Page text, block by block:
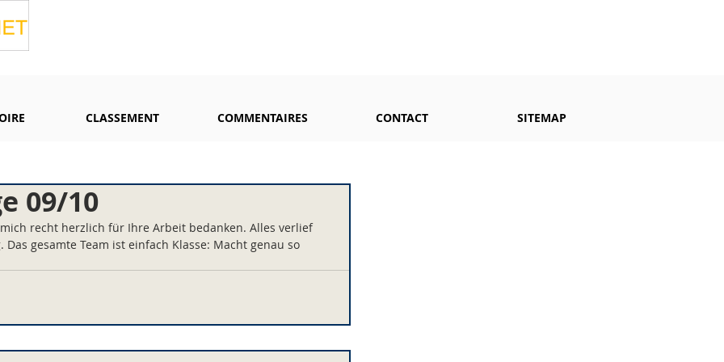
CLASSEMENT COMMENTAIRES CONTACT SITEMAP
09/10
recht herzlich für Ihre Arbeit bedanken. Alles verlief
gesamte Team ist einfach Klasse: Macht genau so